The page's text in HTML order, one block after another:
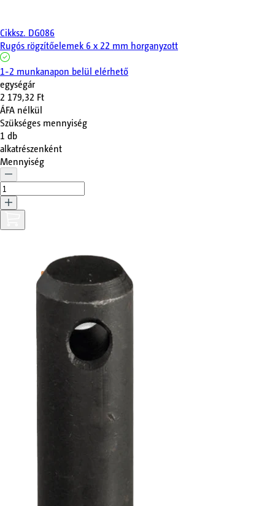
Cikksz. DG086
Rugós rögzítőelemek 6 x 22 mm horganyzott
1-2 munkanapon belül elérhető
egységár
2 179,32 Ft
ÁFA nélkül
Szükséges mennyiség
1 db
alkatrészenként
Mennyiség